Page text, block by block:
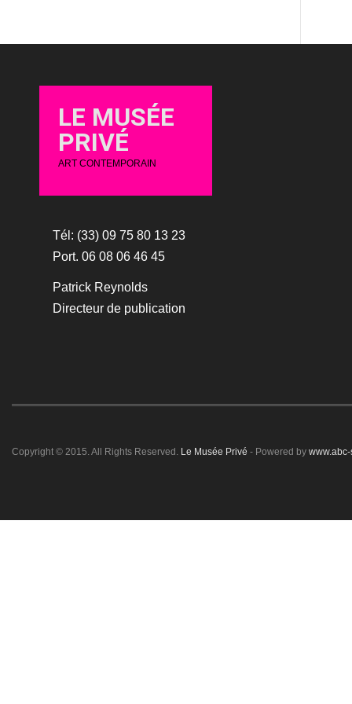
LE MUSÉE
PRIVÉ
ART CONTEMPORAIN
Tél: (33) 09 75 80 13 23
Port. 06 08 06 46 45
Patrick Reynolds
Directeur de publication
Copyright © 2015. All Rights Reserved. Le Musée Privé - Powered by